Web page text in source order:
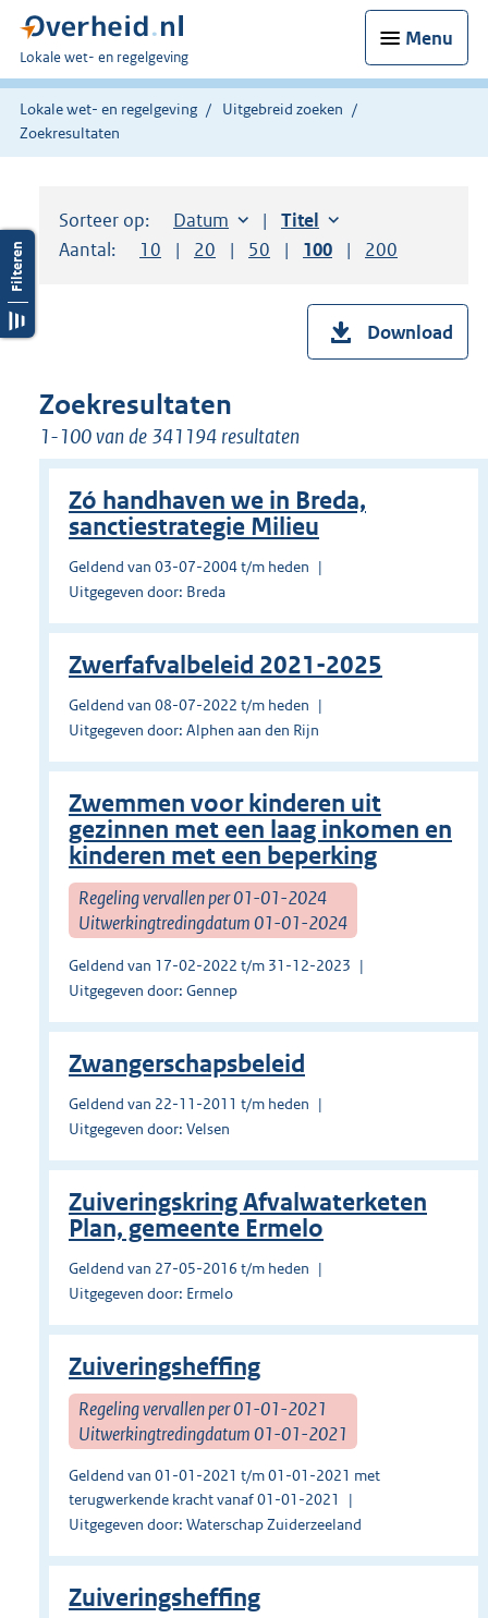
Menu
U
bent
hier:
Lokale wet- en regelgeving
Lokale wet- en regelgeving
Uitgebreid zoeken
Zoekresultaten
Sorteer op: Sorteer op:
Datum aflopendSorteer op:
Titel oplopend
Aantal:
Toon
10 resultaten per pagina
Toon
20 resultaten per pagina
Toon
50 resultaten per pagina
Toon
100 resultaten per
Toon
200
Download
Zoekresultaten
1-100 van de 341194 resultaten
Zó handhaven we in Breda,
sanctiestrategie Milieu
Geldend van 03-07-2004 t/m heden
Uitgegeven door: Breda
Zwerfafvalbeleid 2021-2025
Geldend van 08-07-2022 t/m heden
Uitgegeven door: Alphen aan den Rijn
Zwemmen voor kinderen uit
gezinnen met een laag inkomen en
kinderen met een beperking
Regeling vervallen per 01-01-2024
Uitwerkingtredingdatum 01-01-2024
Geldend van 17-02-2022 t/m 31-12-2023
Uitgegeven door: Gennep
Zwangerschapsbeleid
Geldend van 22-11-2011 t/m heden
Uitgegeven door: Velsen
Zuiveringskring Afvalwaterketen
Plan, gemeente Ermelo
Geldend van 27-05-2016 t/m heden
Uitgegeven door: Ermelo
Zuiveringsheffing
Regeling vervallen per 01-01-2021
Uitwerkingtredingdatum 01-01-2021
Geldend van 01-01-2021 t/m 01-01-2021 met
terugwerkende kracht vanaf 01-01-2021
Uitgegeven door: Waterschap Zuiderzeeland
Zuiveringsheffing